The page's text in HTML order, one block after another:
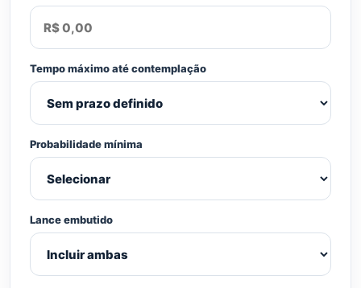
Tempo máximo até contemplação
Probabilidade mínima
Lance embutido